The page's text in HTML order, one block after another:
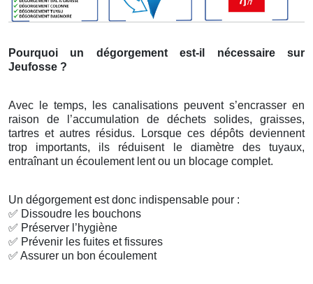
Pourquoi un dégorgement est-il nécessaire sur
Jeufosse ?
Avec le temps, les canalisations peuvent s’encrasser en
raison de l’accumulation de déchets solides, graisses,
tartres et autres résidus. Lorsque ces dépôts deviennent
trop importants, ils réduisent le diamètre des tuyaux,
entraînant un écoulement lent ou un blocage complet.
Un dégorgement est donc indispensable pour :
✅ Dissoudre les bouchons
✅ Préserver l’hygiène
✅ Prévenir les fuites et fissures
✅ Assurer un bon écoulement